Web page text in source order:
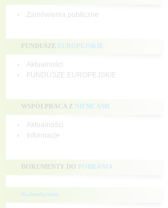
Zamówienia publiczne
FUNDUSZE EUROPEJSKIE
Aktualności
FUNDUSZE EUROPEJSKIE
WSPÓŁPRACA Z NIEMCAMI
Aktualności
Informacje
DOKUMENTY DO POBRANIA
Kalendarium